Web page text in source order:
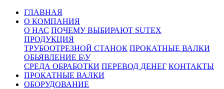
ГЛАВНАЯ
О КОМПАНИЯ
О НАС ПОЧЕМУ ВЫБИРАЮТ SUTEX
ПРОДУКЦИЯ
ТРУБООТРЕЗНОЙ СТАНОК ПРОКАТНЫЕ ВАЛКИ
ОБЬЯВЛЕНИЕ Б\У
СРЕДА ОБРАБОТКИ ПЕРЕВОД ДЕНЕГ КОНТАКТЫ
ПРОКАТНЫЕ ВАЛКИ
ОБОРУДОВАНИЕ